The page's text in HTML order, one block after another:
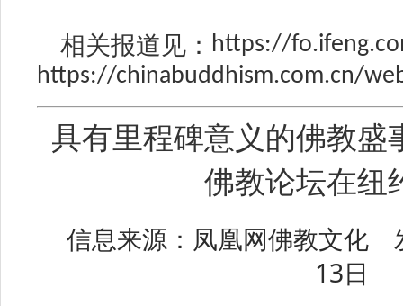
相关报道见： https://
https://chinabuddhism.com.cn/
具有里程碑意义的佛教盛
佛教论坛在纽
信息来源：凤凰网佛教文化
13日